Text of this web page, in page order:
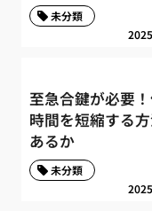
未分類
至急合鍵が必要
時間を短縮する
あるか
未分類